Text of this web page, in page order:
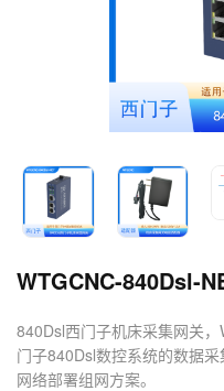
WTGCNC-840Dsl-
840Dsl西门子机床采集网关
门子840Dsl数控系统的数据
网络部署组网方案。
2.望天观网关支持哪
3.网关与软采方案如
服务？